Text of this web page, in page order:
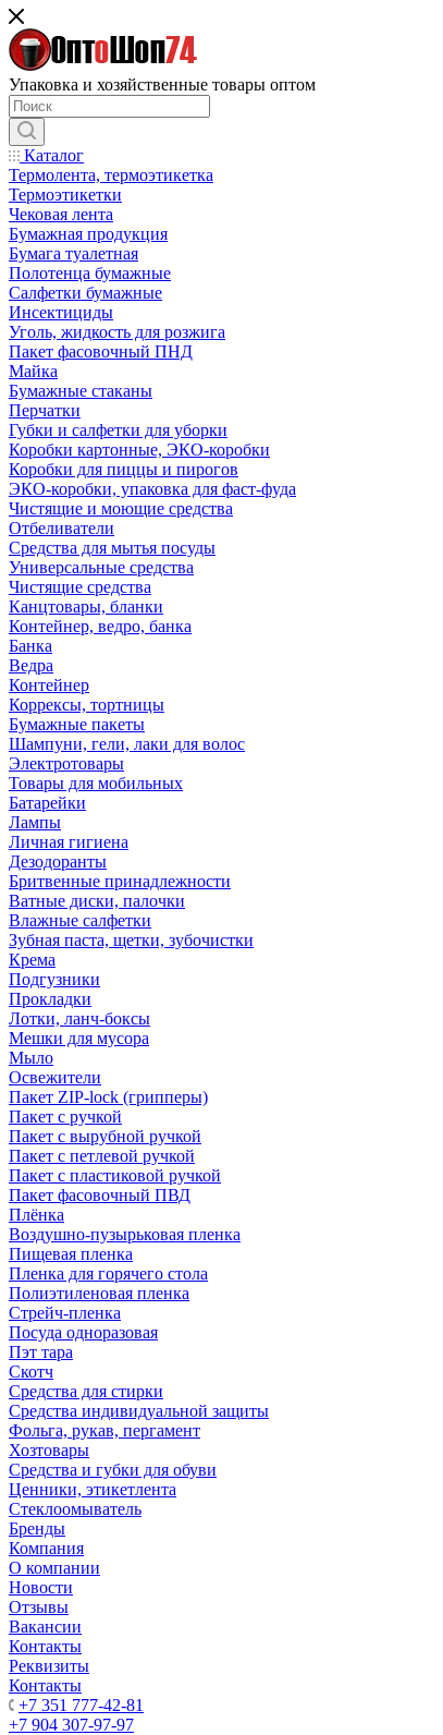
Упаковка и хозяйственные товары оптом
Каталог
Термолента, термоэтикетка
Термоэтикетки
Чековая лента
Бумажная продукция
Бумага туалетная
Полотенца бумажные
Салфетки бумажные
Инсектициды
Уголь, жидкость для розжига
Пакет фасовочный ПНД
Майка
Бумажные стаканы
Перчатки
Губки и салфетки для уборки
Коробки картонные, ЭКО-коробки
Коробки для пиццы и пирогов
ЭКО-коробки, упаковка для фаст-фуда
Чистящие и моющие средства
Отбеливатели
Средства для мытья посуды
Универсальные средства
Чистящие средства
Канцтовары, бланки
Контейнер, ведро, банка
Банка
Ведра
Контейнер
Коррексы, тортницы
Бумажные пакеты
Шампуни, гели, лаки для волос
Электротовары
Товары для мобильных
Батарейки
Лампы
Личная гигиена
Дезодоранты
Бритвенные принадлежности
Ватные диски, палочки
Влажные салфетки
Зубная паста, щетки, зубочистки
Крема
Подгузники
Прокладки
Лотки, ланч-боксы
Мешки для мусора
Мыло
Освежители
Пакет ZIP-lock (грипперы)
Пакет с ручкой
Пакет с вырубной ручкой
Пакет с петлевой ручкой
Пакет с пластиковой ручкой
Пакет фасовочный ПВД
Плёнка
Воздушно-пузырьковая пленка
Пищевая пленка
Пленка для горячего стола
Полиэтиленовая пленка
Стрейч-пленка
Посуда одноразовая
Пэт тара
Скотч
Средства для стирки
Средства индивидуальной защиты
Фольга, рукав, пергамент
Хозтовары
Средства и губки для обуви
Ценники, этикетлента
Стеклоомыватель
Бренды
Компания
О компании
Новости
Отзывы
Вакансии
Контакты
Реквизиты
Контакты
+7 351 777-42-81
+7 904 307-97-97